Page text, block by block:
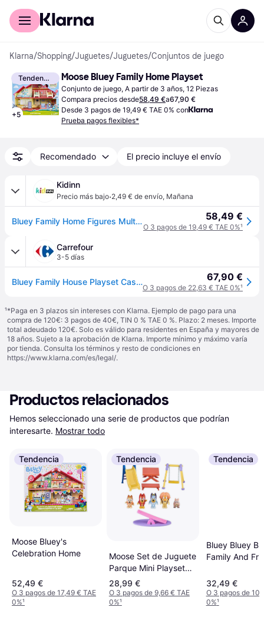
Comprar con Klarna
Klarna/Shopping/Juguetes/Juguetes/Conjuntos de juego
Tendencia
+5
Moose Bluey Family Home Playset
Conjunto de juego, A partir de 3 años, 12 Piezas
Compara precios desde58,49 €a67,90 €
Desde 3 pagos de 19,49 € TAE 0% con
Prueba pagos flexibles*
Recomendado El precio incluye el envío
Kidinn
Precio más bajo·2,49 € de envío, Mañana
Bluey Family Home Figures Multicolor Niños 58,49 €
O 3 pagos de 19,49 € TAE 0%¹
Carrefour
3-5 días
Bluey Family House Playset Casa de Juguetes + 3 años 67,90 €
O 3 pagos de 22,63 € TAE 0%¹
¹*Paga en 3 plazos sin intereses con Klarna. Ejemplo de pago para una
compra de 120€: 3 pagos de 40€, TIN 0 % TAE 0 %. Plazo: 2 meses. Importe
total adeudado 120€. Solo es válido para residentes en España y mayores de
18 años. Sujeto a la aprobación de Klarna. Importe mínimo y máximo varía
por tienda. Consulta los términos y resto de condiciones en
https://www.klarna.com/es/legal/.
Productos relacionados
Hemos seleccionado una serie de productos que podrían
interesarte. Mostrar todo
Tendencia
Moose Bluey's
Celebration Home
52,49 €
O 3 pagos de 17,49 € TAE
0%¹
Tendencia
Moose Set de Juguete
Parque Mini Playset
BLY51000
28,99 €
O 3 pagos de 9,66 € TAE
0%¹
Tendencia
Bluey Bluey
Family And
32,49 €
O 3 pagos de
0%¹